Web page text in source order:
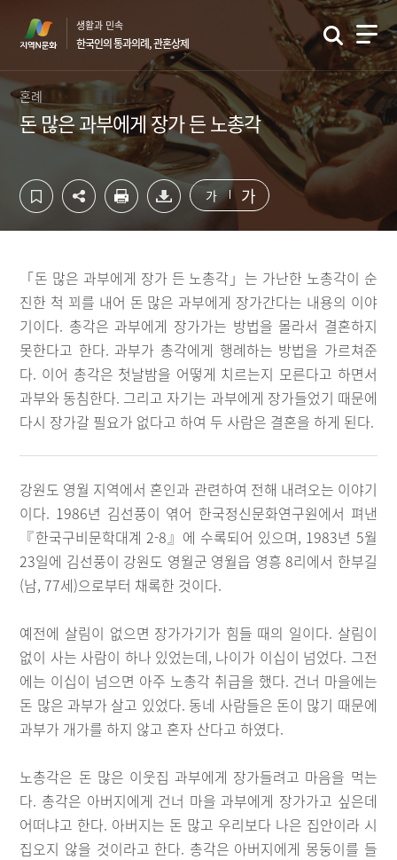
영
역
역
바
생활과 민속
한국인의 통과의례, 관혼상제
혼례
돈 많은 과부에게 장가 든 노총각
가 가
「돈 많은 과부에게 장가 든 노총각」는 가난한 노총각이 순
진한 척 꾀를 내어 돈 많은 과부에게 장가간다는 내용의 이야
기이다. 총각은 과부에게 장가가는 방법을 몰라서 결혼하지
못한다고 한다. 과부가 총각에게 행례하는 방법을 가르쳐준
다. 이어 총각은 첫날밤을 어떻게 치르는지 모른다고 하면서
과부와 동침한다. 그리고 자기는 과부에게 장가들었기 때문에
다시 장가갈 필요가 없다고 하여 두 사람은 결혼을 하게 된다.
강원도 영월 지역에서 혼인과 관련하여 전해 내려오는 이야기
이다. 1986년 김선풍이 엮어 한국정신문화연구원에서 펴낸
『한국구비문학대계 2-8』에 수록되어 있으며, 1983년 5월
23일에 김선풍이 강원도 영월군 영월읍 영흥 8리에서 한부길
(남, 77세)으로부터 채록한 것이다.
예전에 살림이 없으면 장가가기가 힘들 때의 일이다. 살림이
없이 사는 사람이 하나 있었는데, 나이가 이십이 넘었다. 그전
에는 이십이 넘으면 아주 노총각 취급을 했다. 건너 마을에는
돈 많은 과부가 살고 있었다. 동네 사람들은 돈이 많기 때문에
과부가 개가를 하지 않고 혼자 산다고 하였다.
노총각은 돈 많은 이웃집 과부에게 장가들려고 마음을 먹는
다. 총각은 아버지에게 건너 마을 과부에게 장가가고 싶은데
어떠냐고 한다. 아버지는 돈 많고 우리보다 나은 집안이라 시
집오지 않을 것이라고 한다. 총각은 아버지에게 몽둥이를 들